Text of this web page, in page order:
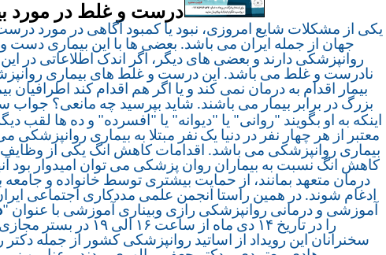
درست و غلط در مورد
یکی از مشکلات شایع امروزی، نبود یا کمبود آگاهی در مورد
جهان از جمله ایران می باشد. بعضی ها با این بیماری دست و
روانپزشکی دارند و بعضی های دیگر، اگر اندک اطلاعاتی در این
نادرست و غلط می باشد. این درست و غلط های بیماری
بیمار اقدام به درمان نمی کند و یا اگر هم اقدام کند اطرافیان
بزرگ در برابر بیمار می باشند. شاید بپرسید چه مانعی؟
اینکه به او بگویند "روانی" یا "دیوانه" یا "افسرده" و ده ها لقب
معتبر از هر چهار نفر در دنیا یک نفر مبتلا به بیماری روانپزشکی
بیماری روانپزشکی می باشد. اقدامات کاهش انگ یکی از
کاهش انگ نسبت به بیماران روان پزشکی می توان امیدوار بود
درمان متعهد بمانند، از حمایت بیشتری توسط خانواده و
ادغام شوند. در همین راستا انجمن علمی مددکاری اجتماعی
آموزشی و درمانی روانپزشکی رازی وبیناری آموزشی با عنوان "
را در تاریخ ۱۴ دی ماه از ساعت ۱۶ الی ۱۹ در بستر مجازی از طریق برنامه زوم برگزار نمودند.
سخنرانان این رویداد از اساتید روانپزشکی کشور از جمله دکتر